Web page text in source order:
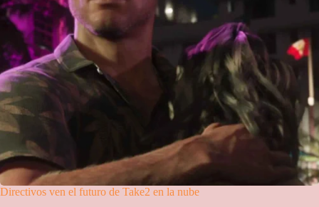
Directivos ven el futuro de Take2 en la nube